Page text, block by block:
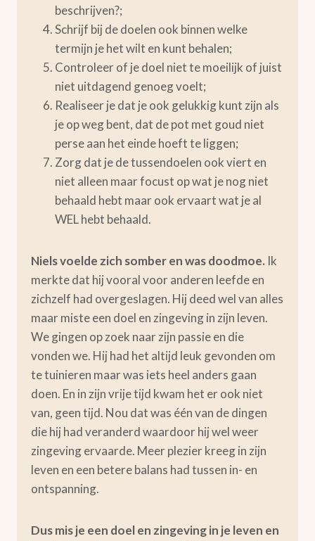
beschrijven?;
Schrijf bij de doelen ook binnen welke
termijn je het wilt en kunt behalen;
Controleer of je doel niet te moeilijk of juist
niet uitdagend genoeg voelt;
Realiseer je dat je ook gelukkig kunt zijn als
je op weg bent, dat de pot met goud niet
perse aan het einde hoeft te liggen;
Zorg dat je de tussendoelen ook viert en
niet alleen maar focust op wat je nog niet
behaald hebt maar ook ervaart wat je al
WEL hebt behaald.
Niels voelde zich somber en was doodmoe. Ik
merkte dat hij vooral voor anderen leefde en
zichzelf had overgeslagen. Hij deed wel van alles
maar miste een doel en zingeving in zijn leven.
We gingen op zoek naar zijn passie en die
vonden we. Hij had het altijd leuk gevonden om
te tuinieren maar was iets heel anders gaan
doen. En in zijn vrije tijd kwam het er ook niet
van, geen tijd. Nou dat was één van de dingen
die hij had veranderd waardoor hij wel weer
zingeving ervaarde. Meer plezier kreeg in zijn
leven en een betere balans had tussen in- en
ontspanning.
Dus mis je een doel en zingeving in je leven en